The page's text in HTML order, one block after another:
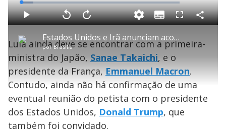
P
l
a
Estados Unidos e Irã anunciam acordo para encerrar guerra
por Brasília
P V
t
a
r
0
e
g
n
d
s
A
a
n
ç
a
1
0
s
e
u
n
o
s
L
o
a
d
e
6
1
%
S
u
b
t
l
F
s
c
n
C
o
a
r
Lula ainda deve se encontrar com a primeira-
ministra do Japão, Sanae Takaichi, e o
presidente da França,Emmanuel Macron.
Contudo, ainda não há confirmação de uma
eventual reunião do petista com o presidente
dos Estados Unidos, Donald Trump, que
também foi convidado.